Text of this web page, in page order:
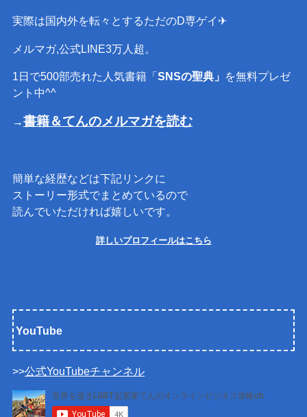
実際は国内外を転々とするただのD専ゲイ✈︎
メルマガ,公式LINE3万人超。
1日で500部売れた人気書籍「SNSの聖典」
を無料プレゼ
ント中^^
→書籍＆てんのメルマガを読む
簡単な経歴などは下記リンクに
ストーリー形式でまとめているので
読んでいただければ嬉しいです。
詳しいプロフィールはこちら
YouTube
>>公式YouTubeチャンネル